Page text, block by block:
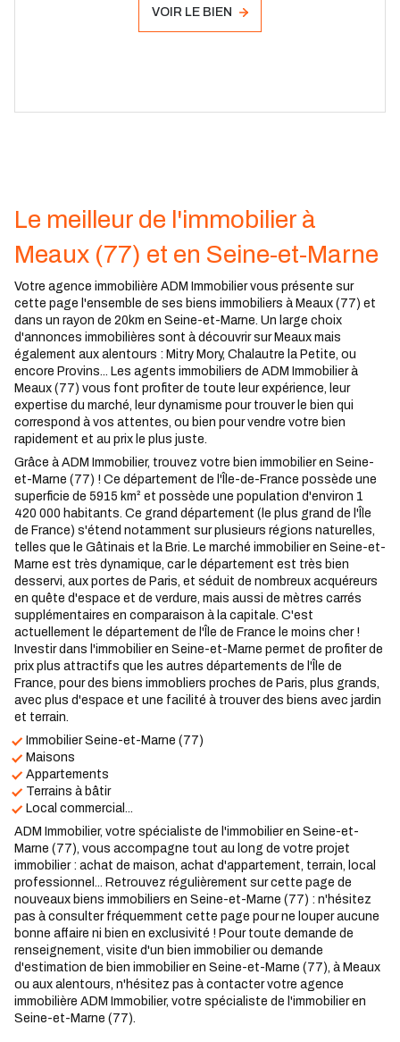
VOIR LE BIEN
Le meilleur de l'immobilier à
Meaux (77) et en Seine-et-Marne
Votre agence immobilière ADM Immobilier vous présente sur
cette page l'ensemble de ses biens immobiliers à Meaux (77) et
dans un rayon de 20km en Seine-et-Marne. Un large choix
d'annonces immobilières sont à découvrir sur Meaux mais
également aux alentours : Mitry Mory, Chalautre la Petite, ou
encore Provins... Les agents immobiliers de ADM Immobilier à
Meaux (77) vous font profiter de toute leur expérience, leur
expertise du marché, leur dynamisme pour trouver le bien qui
correspond à vos attentes, ou bien pour vendre votre bien
rapidement et au prix le plus juste.
Grâce à ADM Immobilier, trouvez votre bien immobilier en Seine-
et-Marne (77) ! Ce département de l'Île-de-France possède une
superficie de 5915 km² et possède une population d'environ 1
420 000 habitants. Ce grand département (le plus grand de l'Île
de France) s'étend notamment sur plusieurs régions naturelles,
telles que le Gâtinais et la Brie. Le marché immobilier en Seine-et-
Marne est très dynamique, car le département est très bien
desservi, aux portes de Paris, et séduit de nombreux acquéreurs
en quête d'espace et de verdure, mais aussi de mètres carrés
supplémentaires en comparaison à la capitale. C'est
actuellement le département de l'Île de France le moins cher !
Investir dans l'immobilier en Seine-et-Marne permet de profiter de
prix plus attractifs que les autres départements de l'Île de
France, pour des biens immobliers proches de Paris, plus grands,
avec plus d'espace et une facilité à trouver des biens avec jardin
et terrain.
Immobilier Seine-et-Marne (77)
Maisons
Appartements
Terrains à bâtir
Local commercial...
ADM Immobilier, votre spécialiste de l'immobilier en Seine-et-
Marne (77), vous accompagne tout au long de votre projet
immobilier : achat de maison, achat d'appartement, terrain, local
professionnel... Retrouvez régulièrement sur cette page de
nouveaux biens immobiliers en Seine-et-Marne (77) : n'hésitez
pas à consulter fréquemment cette page pour ne louper aucune
bonne affaire ni bien en exclusivité ! Pour toute demande de
renseignement, visite d'un bien immobilier ou demande
d'estimation de bien immobilier en Seine-et-Marne (77), à Meaux
ou aux alentours, n'hésitez pas à contacter votre agence
immobilière ADM Immobilier, votre spécialiste de l'immobilier en
Seine-et-Marne (77).